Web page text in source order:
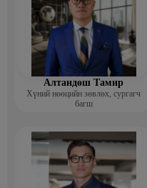
Алтандөш Тамир
Хүний нөөцийн зөвлөх, сургагч
багш